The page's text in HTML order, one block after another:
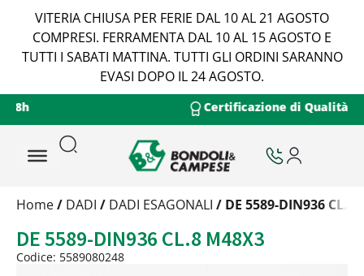
VITERIA CHIUSA PER FERIE DAL 10 AL 21 AGOSTO
COMPRESI. FERRAMENTA DAL 10 AL 15 AGOSTO E
TUTTI I SABATI MATTINA. TUTTI GLI ORDINI SARANNO
EVASI DOPO IL 24 AGOSTO.
Certificazione di Qualità Viteria
Trattamento
Peso
Quantità
Home/ DADI / DADI ESAGONALI / DE 5589-DIN936 CL.8
DE 5589-DIN936 CL.8 M48X3
Codice: 5589080248